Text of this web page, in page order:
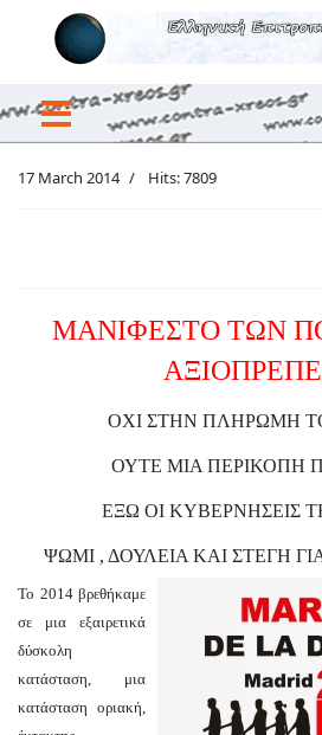
17 March 2014 Hits: 7809
ΜΑΝΙΦΕΣΤΟ ΤΩΝ
ΟΧΙ ΣΤΗΝ ΠΛΗΡΩΜΗ
ΟΥΤΕ ΜΙΑ ΠΕΡΙΚΟΠΗ
ΕΞΩ ΟΙ ΚΥΒΕΡΝΗΣΕΙΣ
ΨΩΜΙ , ΔΟΥΛΕΙΑ ΚΑΙ ΣΤΕΓΗ
Το 2014 βρεθήκαμε
σε μια εξαιρετικά
δύσκολη
κατάσταση, μια
κατάσταση οριακή,